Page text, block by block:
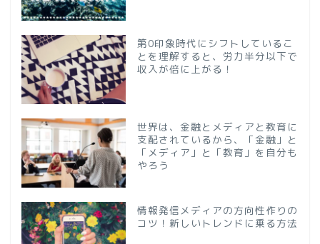
第0印象時代にシフトしているこ
とを理解すると、労力半分以下で
収入が倍に上がる！
世界は、金融とメディアと教育に
支配されているから、「金融」と
「メディア」と「教育」を自分も
やろう
情報発信メディアの方向性作りの
コツ！新しいトレンドに乗る方法